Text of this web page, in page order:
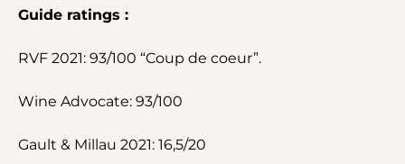
Guide ratings :
RVF 2021: 93/100 “Coup de coeur”.
Wine Advocate: 93/100
Gault & Millau 2021: 16,5/20